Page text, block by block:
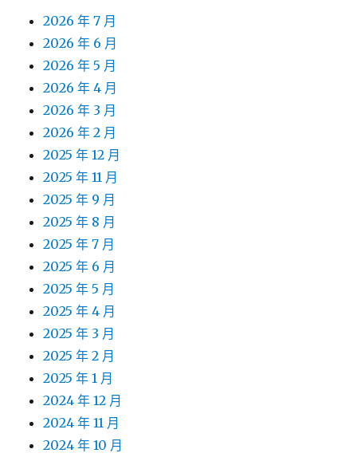
2026 年 7 月
2026 年 6 月
2026 年 5 月
2026 年 4 月
2026 年 3 月
2026 年 2 月
2025 年 12 月
2025 年 11 月
2025 年 9 月
2025 年 8 月
2025 年 7 月
2025 年 6 月
2025 年 5 月
2025 年 4 月
2025 年 3 月
2025 年 2 月
2025 年 1 月
2024 年 12 月
2024 年 11 月
2024 年 10 月